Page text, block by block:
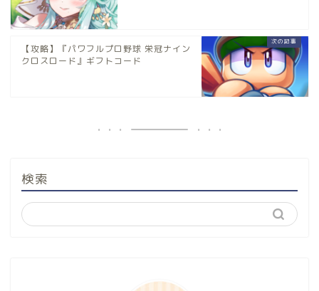
【攻略】『パワフルプロ野球 栄冠ナイン
クロスロード』ギフトコード
検索